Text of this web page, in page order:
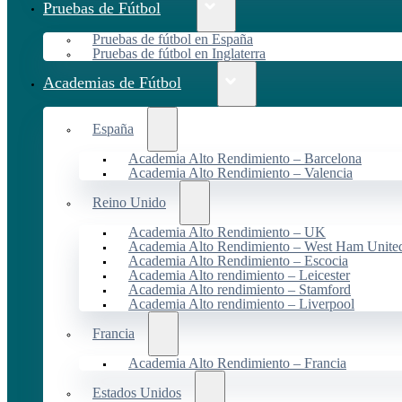
Pruebas de Fútbol
Pruebas de fútbol en España
Pruebas de fútbol en Inglaterra
Academias de Fútbol
España
Academia Alto Rendimiento – Barcelona
Academia Alto Rendimiento – Valencia
Reino Unido
Academia Alto Rendimiento – UK
Academia Alto Rendimiento – West Ham
Academia Alto Rendimiento – Escocia
Academia Alto rendimiento – Leicester
Academia Alto rendimiento – Stamford
Academia Alto rendimiento – Liverpool
Francia
Academia Alto Rendimiento – Francia
Estados Unidos